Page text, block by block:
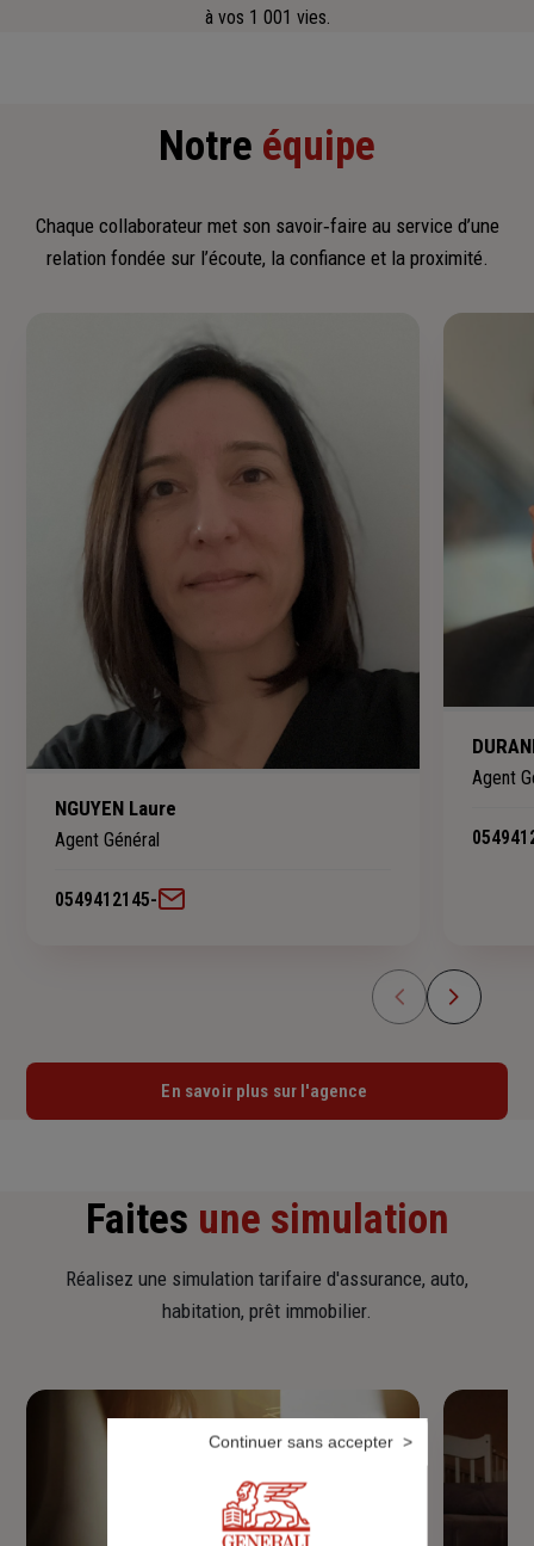
à vos 1 001 vies.
Notre équipe
Chaque collaborateur met son savoir‑faire au service d’une
relation fondée sur l’écoute, la confiance et la proximité.
NGUYEN Laure
Agent Général
0549412145-
Agent
En savoir plus sur l'agence
Faites une simulation
Réalisez une simulation tarifaire d'assurance, auto,
habitation, prêt immobilier.
Continuer sans accepter